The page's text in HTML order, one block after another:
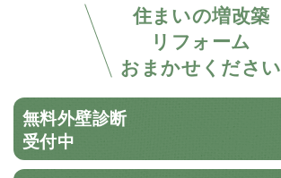
住まいの増改築
リフォーム
おまかせください
無料外壁診断
受付中